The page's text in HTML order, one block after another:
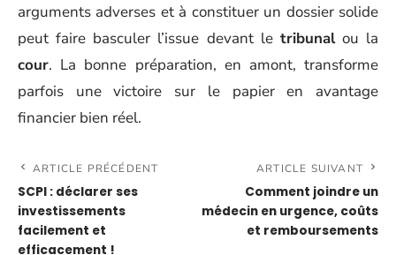
arguments adverses et à constituer un dossier solide
peut faire basculer l’issue devant le tribunalou la
cour. La bonne préparation, en amont, transforme
parfois une victoire sur le papier en avantage
financier bien réel.
ARTICLE PRÉCÉDENT
SCPI : déclarer ses
investissements
facilement et
efficacement !
ARTICLE SUIVANT
Comment joindre un
médecin en urgence, coûts
et remboursements